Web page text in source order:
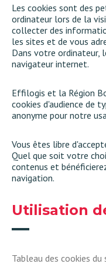
Les cookies sont des
ordinateur lors de la
collecter des
les sites et de vous
Dans votre ordinateur,
navigateur internet.
Effilogis et la Région
cookies d'audience de
anonyme pour notre
Vous êtes libre
Quel que soit votre
contenus et
navigation.
Utilisation
Tableau des cookies du